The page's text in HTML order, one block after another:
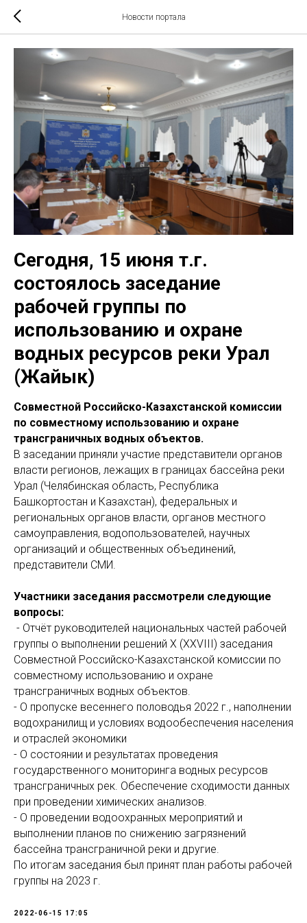
Новости портала
Сегодня, 15 июня т.г.
состоялось заседание
рабочей группы по
использованию и охране
водных ресурсов реки Урал
(Жайык)
Совместной Российско-Казахстанской комиссии
по совместному использованию и охране
трансграничных водных объектов.
В заседании приняли участие представители органов
власти регионов, лежащих в границах бассейна реки
Урал (Челябинская область, Республика
Башкортостан и Казахстан), федеральных и
региональных органов власти, органов местного
самоуправления, водопользователей, научных
организаций и общественных объединений,
представители СМИ.
Участники заседания рассмотрели следующие
вопросы:
- Отчёт руководителей национальных частей рабочей
группы о выполнении решений X (XXVIII) заседания
Совместной Российско-Казахстанской комиссии по
совместному использованию и охране
трансграничных водных объектов.
- О пропуске весеннего половодья 2022 г., наполнении
водохранилищ и условиях водообеспечения населения
и отраслей экономики
- О состоянии и результатах проведения
государственного мониторинга водных ресурсов
трансграничных рек. Обеспечение сходимости данных
при проведении химических анализов.
- О проведении водоохранных мероприятий и
выполнении планов по снижению загрязнений
бассейна трансграничной реки и другие.
По итогам заседания был принят план работы рабочей
группы на 2023 г.
2022-06-15 17:05